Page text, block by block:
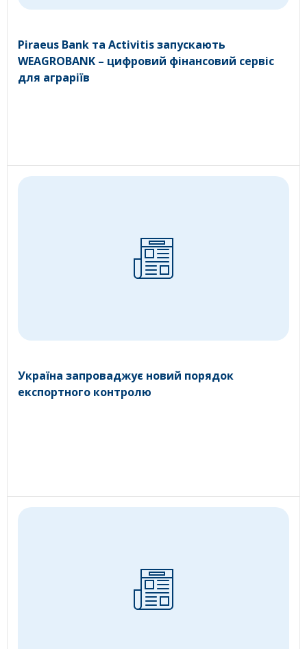
Piraeus Bank та Activitis запускають
WEAGROBANK – цифровий фінансовий сервіс
для аграріїв
Україна запроваджує новий порядок
експортного контролю